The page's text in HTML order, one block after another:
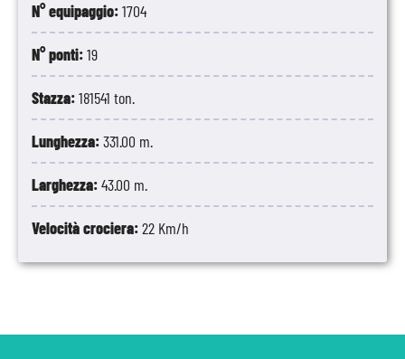
N° equipaggio:1704
N° ponti:19
Stazza:181541 ton.
Lunghezza:331.00 m.
Larghezza:43.00 m.
Velocità crociera:22 Km/h